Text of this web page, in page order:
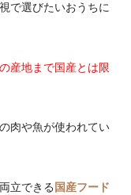
で選びたいおうちに
産地まで国産とは限
肉や魚が使われてい
立できる 国産フード